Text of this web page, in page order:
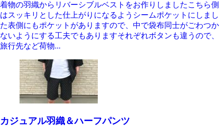
着物の羽織からリバーシブルベストをお作りしましたこちら側
はスッキリとした仕上がりになるようシームポケットにしまし
た表側にもポケットがありますので、中で袋布同士がごわつか
ないようにする工夫でもありますそれぞれボタンも違うので、
旅行先など荷物...
カジュアル羽織＆ハーフパンツ